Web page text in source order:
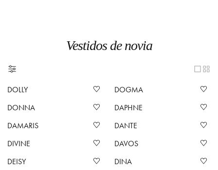
Vestidos de novia
DOLLY
DOGMA
DONNA
DAPHNE
DAMARIS
DANTE
DIVINE
DAVOS
DEISY
DINA